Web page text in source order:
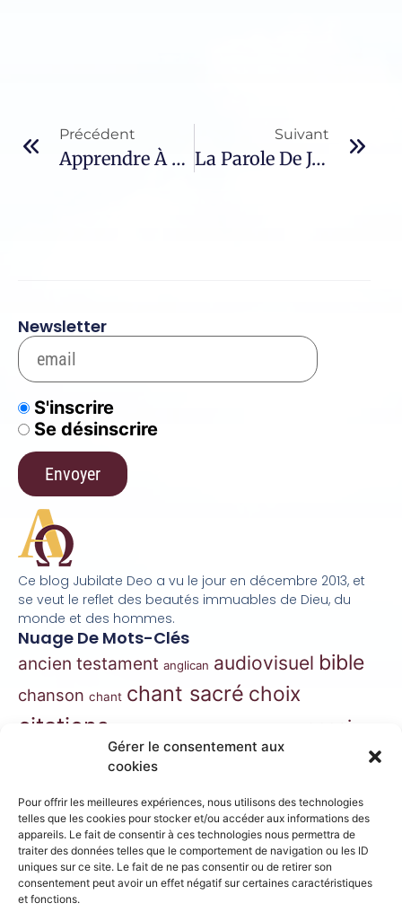
Gérer le consentement aux
cookies
Pour offrir les meilleures expériences, nous utilisons des technologies
telles que les cookies pour stocker et/ou accéder aux informations des
appareils. Le fait de consentir à ces technologies nous permettra de
traiter des données telles que le comportement de navigation ou les ID
uniques sur ce site. Le fait de ne pas consentir ou de retirer son
consentement peut avoir un effet négatif sur certaines caractéristiques
et fonctions.
Précédent
Apprendre À Discerner – 61
Suivant
La Parole De Jésus – 44 / L’obéissance – IV
Ce blog Jubilate Deo a vu le jour en décembre 2013, et
se veut le reflet des beautés immuables de Dieu, du
monde et des hommes.
Nuage De Mots-Clés
ancien testament anglican audiovisuel bible
chanson chant chant sacré choix
citations essai
gospel grégorien
jésus liturgie liturgie orthodoxe marie
morceaux choisismusique
musique classique musique de film nouveau
testament nouvelles orthodoxe philosophie
Newsletter
S'inscrire
Se désinscrire